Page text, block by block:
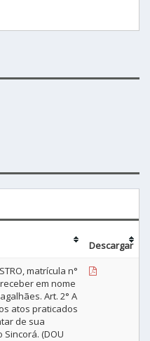
Descargar
matrícula n°
em nome
Art. 2° A
atos praticados
de sua
(DOU